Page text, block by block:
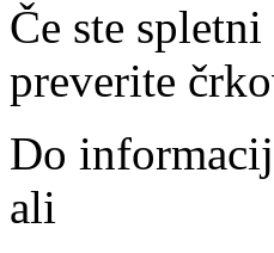
Če ste
preverite
Do
ali